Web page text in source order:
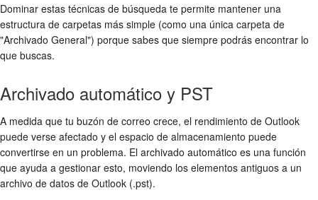
Dominar estas técnicas de búsqueda te permite mantener una
estructura de carpetas más simple (como una única carpeta de
"Archivado General") porque sabes que siempre podrás encontrar lo
que buscas.
Archivado automático y PST
A medida que tu buzón de correo crece, el rendimiento de Outlook
puede verse afectado y el espacio de almacenamiento puede
convertirse en un problema. El archivado automático es una función
que ayuda a gestionar esto, moviendo los elementos antiguos a un
archivo de datos de Outlook (.pst).